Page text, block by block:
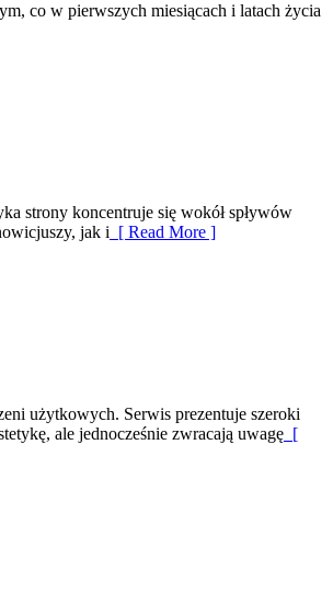
co w pierwszych miesiącach i latach życia
strony koncentruje się wokół spływów
jak i [ Read More ]
użytkowych. Serwis prezentuje szeroki
ale jednocześnie zwracają uwagę [